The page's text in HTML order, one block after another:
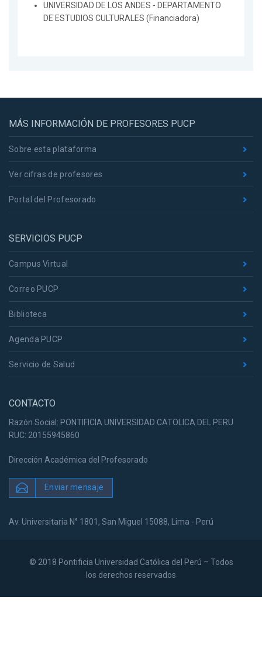
UNIVERSIDAD DE LOS ANDES - DEPARTAMENTO
DE ESTUDIOS CULTURALES (Financiadora)
MÁS INFORMACIÓN DE PROFESORES PUCP
Sobre esta plataforma
Ver cifras de profesores
Portal del Profesorado
SERVICIOS PUCP
Campus Virtual
Correo PUCP
Biblioteca
Agenda PUCP
Servicio de Salud
CONTACTO
Razón Social: PONTIFICIA UNIVERSIDAD CATOLICA DEL PERU
RUC: 20155945860
Dirección Académica del Profesorado
Enviar mensaje
Av. Universitaria N° 1801, San Miguel 15088, Lima - Perú
© 2018 Pontificia Universidad Católica del Perú – Todos
los derechos reservados